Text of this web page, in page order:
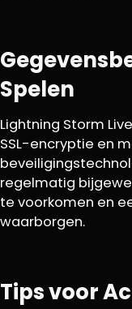
Spelen
Lightning Storm
SSL-encryptie en
regelmatig
te voorkomen en
waarborgen.
Tips voor